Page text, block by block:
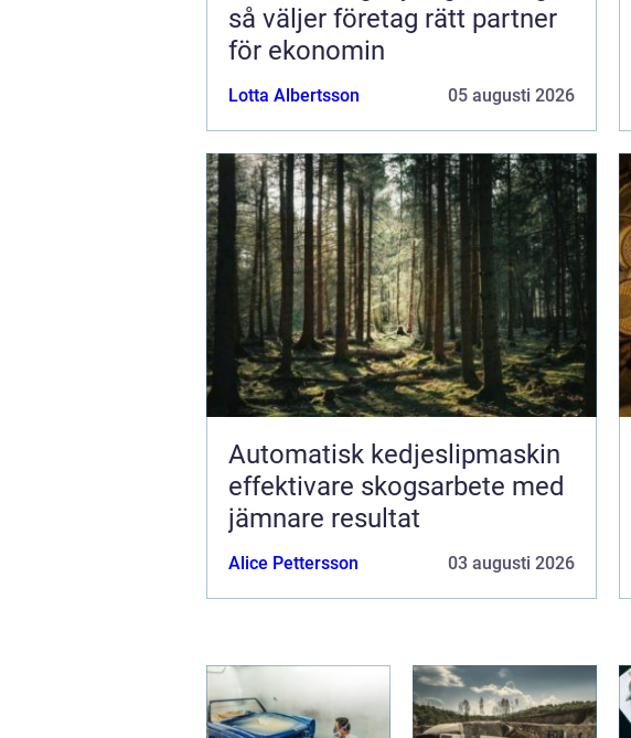
så väljer företag rätt partner
för ekonomin
Lotta Albertsson 05 augusti 2026
Automatisk kedjeslipmaskin
effektivare skogsarbete med
jämnare resultat
Alice Pettersson 03 augusti 2026